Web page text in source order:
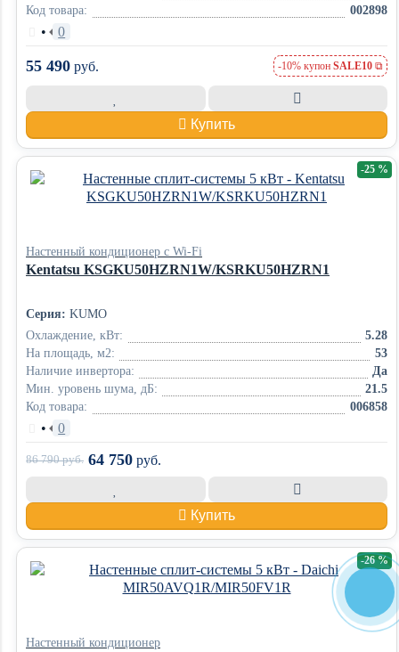
Код товара:
002898
• 0
55 490 руб. -10% купон SALE10
Купить
Настенный кондиционер с Wi-Fi
Kentatsu KSGKU50HZRN1W/KSRKU50HZRN1
Серия: KUMO
Охлаждение, кВт:
5.28
На площадь, м2:
53
Наличие инвертора:
Да
Мин. уровень шума, дБ:
21.5
Код товара:
006858
• 0
-25 %
86 790руб. 64 750 руб.
Купить
Настенный кондиционер
-26 %